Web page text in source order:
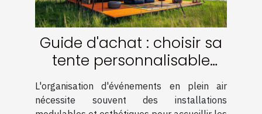
Guide d'achat : choisir sa
tente personnalisable
pour événements
L'organisation d'événements en plein air
nécessite souvent des installations